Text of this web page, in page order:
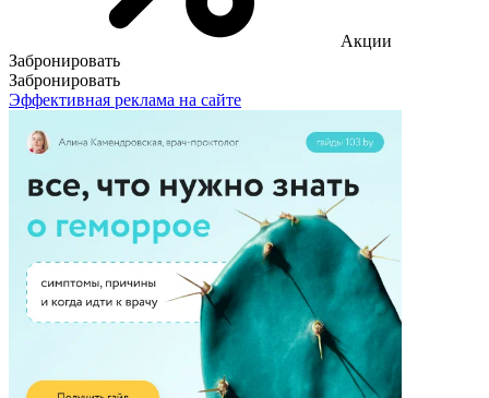
Акции
Забронировать
Забронировать
Эффективная реклама на сайте